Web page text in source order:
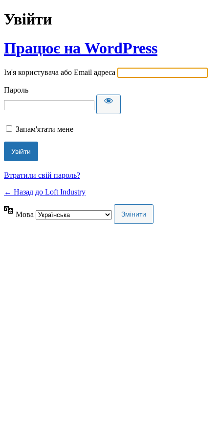
Увійти
Працює на WordPress
Ім'я користувача або Email адреса
Пароль
Запам'ятати мене
Втратили свій пароль?
← Назад до Loft Industry
Мова